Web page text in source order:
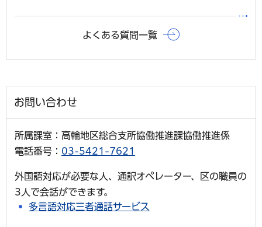
よくある質問一覧
お問い合わせ
所属課室：高輪地区総合支所協働推進課協働推進係
電話番号： 03-5421-7621
外国語対応が必要な人、通訳オペレーター、区の職員の
3人で会話ができます。
多言語対応三者通話サービス